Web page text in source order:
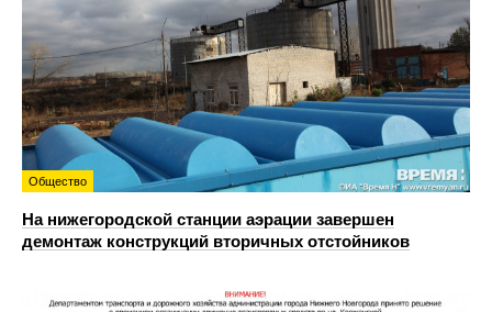
Общество
На нижегородской станции аэрации завершен
демонтаж конструкций вторичных отстойников